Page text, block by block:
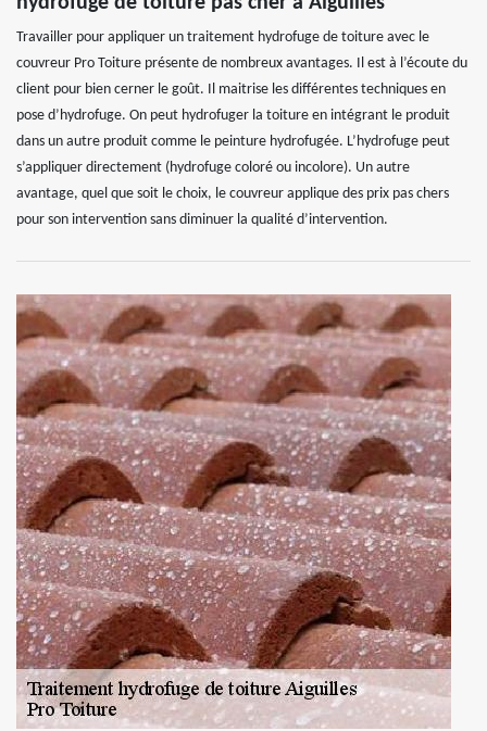
Travailler pour appliquer un traitement hydrofuge de toiture avec le
couvreur Pro Toiture présente de nombreux avantages. Il est à l’écoute du
client pour bien cerner le goût. Il maitrise les différentes techniques en
pose d’hydrofuge. On peut hydrofuger la toiture en intégrant le produit
dans un autre produit comme le peinture hydrofugée. L’hydrofuge peut
s’appliquer directement (hydrofuge coloré ou incolore). Un autre
avantage, quel que soit le choix, le couvreur applique des prix pas chers
pour son intervention sans diminuer la qualité d’intervention.